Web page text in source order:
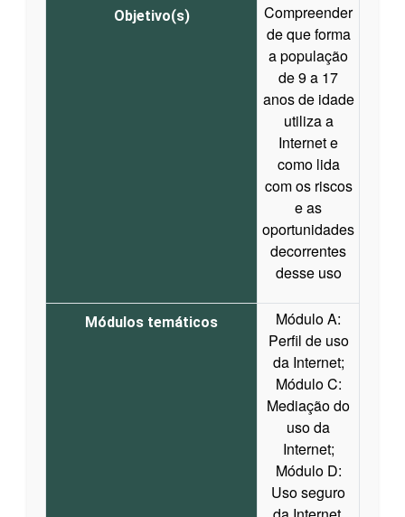
Objetivo(s)
Compreender
de que forma
a população
de 9 a 17
anos de idade
utiliza a
Internet e
como lida
com os riscos
e as
oportunidades
decorrentes
desse uso
Módulos temáticos
Módulo A:
Perfil de uso
da Internet;
Módulo C:
Mediação do
uso da
Internet;
Módulo D:
Uso seguro